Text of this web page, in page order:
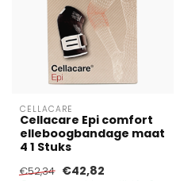
CELLACARE
Cellacare Epi comfort
elleboogbandage maat
4 1 Stuks
€52,34 €42,82